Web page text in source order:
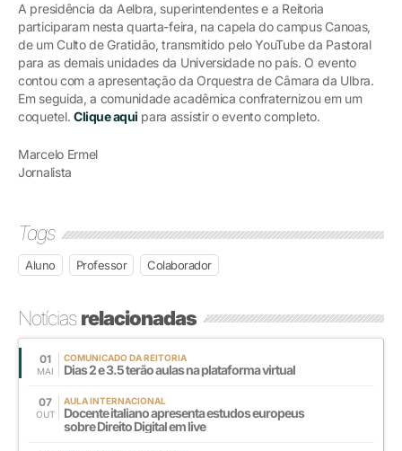
A presidência da Aelbra, superintendentes e a Reitoria
participaram nesta quarta-feira, na capela do campus Canoas,
de um Culto de Gratidão, transmitido pelo YouTube da Pastoral
para as demais unidades da Universidade no país. O evento
contou com a apresentação da Orquestra de Câmara da Ulbra.
Em seguida, a comunidade acadêmica confraternizou em um
coquetel.Clique aqui para assistir o evento completo.
Marcelo Ermel
Jornalista
Tags
Aluno Professor Colaborador
Notíciasrelacionadas
01
MAI
COMUNICADO DA REITORIA
Dias 2 e 3.5 terão aulas na plataforma virtual
07
OUT
AULA INTERNACIONAL
Docente italiano apresenta estudos europeus
sobre Direito Digital em live